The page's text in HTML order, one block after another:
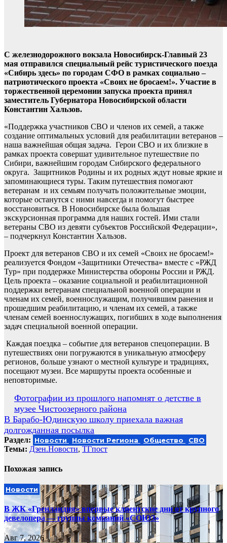
С железнодорожного вокзала Новосибирск-Главный 23
мая отправился специальный рейс туристического поезда
«Сибирь здесь» по городам СФО в рамках социально –
патриотического проекта «Своих не бросаем!». Участие в
торжественной церемонии запуска проекта принял
заместитель Губернатора Новосибирской области
Константин Хальзов.
«Поддержка участников СВО и членов их семей, а также
создание оптимальных условий для реабилитации ветеранов –
наша важнейшая общая задача. Герои СВО и их близкие в
рамках проекта совершат удивительное путешествие по
Сибири, важнейшим городам Сибирского федерального
округа. Защитников Родины и их родных ждут новые яркие и
запоминающиеся туры. Таким путешествия помогают
ветеранам и их семьям получать положительные эмоции,
которые останутся с ними навсегда и помогут быстрее
восстановиться. В Новосибирске была большая
экскурсионная программа для наших гостей. Ими стали
ветераны СВО из девяти субъектов Российской Федерации»,
– подчеркнул Константин Хальзов.
Проект для ветеранов СВО и их семей «Своих не бросаем!»
реализуется Фондом «Защитники Отечества» вместе с «РЖД
Тур» при поддержке Министерства обороны России и РЖД.
Цель проекта – оказание социальной и реабилитационной
поддержки ветеранам специальной военной операции и
членам их семей, военнослужащим, получившим ранения и
прошедшим реабилитацию, и членам их семей, а также
членам семей военнослужащих, погибших в ходе выполнения
задач специальной военной операции.
Каждая поездка – событие для ветеранов спецоперации. В
путешествиях они погружаются в уникальную атмосферу
регионов, больше узнают о местной культуре и традициях,
посещают музеи. Все маршруты проекта особенные и
неповторимые.
Навигация
по
записям
Фотографии из прошлого напомнят о детстве в
музее Чистоозерного района
В Барабо-Юдинскую школу приехала важная
долгожданная посылка
Раздел: Новости Новости Региона Общество СВО
Темы: Дзен.Новости, ТГпост
Похожая запись
Новости
В ЖК «Гренландия» впервые клиентские дни от крупного
девелопера — группы компаний «СОЮЗ»
Авг 7, 2026